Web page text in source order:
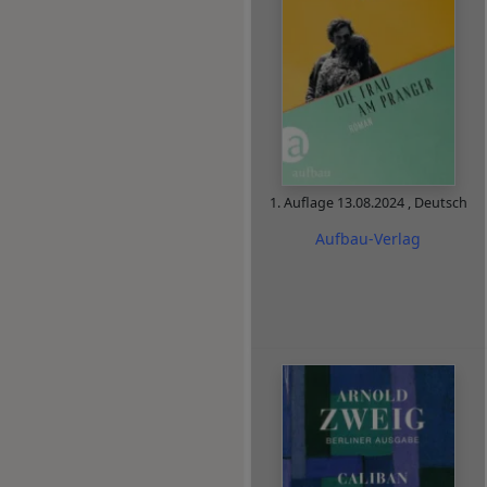
1. Auflage 13.08.2024 , Deutsch
Aufbau-Verlag